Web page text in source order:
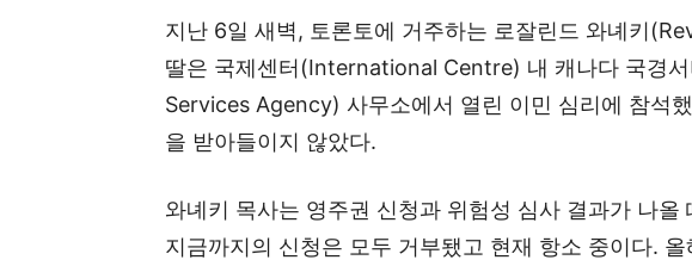
지난 6일 새벽, 토론토에 거주하는 로잘린드 와녜키
딸은 국제센터(International Centre) 내 캐나다 국경
Services Agency) 사무소에서 열린 이민 심리에 참석
을 받아들이지 않았다.
와녜키 목사는 영주권 신청과 위험성 심사 결과가 나올
지금까지의 신청은 모두 거부됐고 현재 항소 중이다.